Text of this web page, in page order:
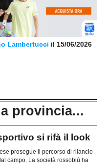
Lambertucci il 15/06/2026
provincia...
si rifà il look
prosegue il percorso di rilancio
campo. La società rossoblù ha